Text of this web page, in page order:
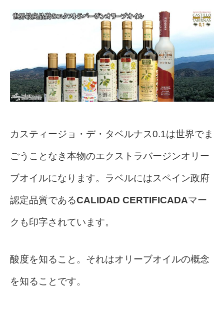
カスティージョ・デ・タベルナス0.1は世界でま
ごうことなき本物のエクストラバージンオリー
ブオイルになります。ラベルにはスペイン政府
認定品質であるCALIDAD CERTIFICADAマー
クも印字されています。
酸度を知ること。それはオリーブオイルの概念
を知ることです。